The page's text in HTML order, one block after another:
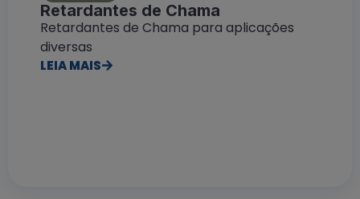
Retardantes de Chama
Retardantes de Chama para aplicações
diversas
LEIA MAIS